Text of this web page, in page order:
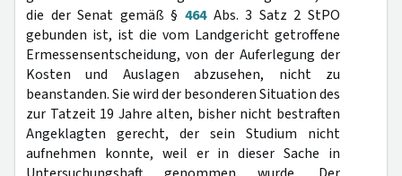
die der Senat gemäß § 464Abs. 3 Satz 2 StPO
gebunden ist, ist die vom Landgericht getroffene
Ermessensentscheidung, von der Auferlegung der
Kosten und Auslagen abzusehen, nicht zu
beanstanden. Sie wird der besonderen Situation des
zur Tatzeit 19 Jahre alten, bisher nicht bestraften
Angeklagten gerecht, der sein Studium nicht
aufnehmen konnte, weil er in dieser Sache in